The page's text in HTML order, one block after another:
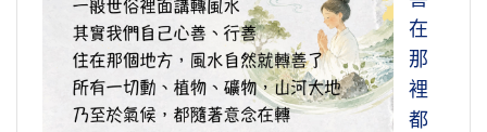
在
那
裡
都